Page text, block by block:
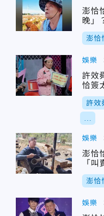
澎恰
晚」
澎恰
娛樂
許效
恰簽
許效
娛樂
澎恰
「
澎恰
娛樂